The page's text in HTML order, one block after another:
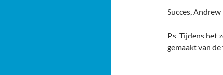
Succes, Andrew
P.s. Tijdens het
gemaakt van